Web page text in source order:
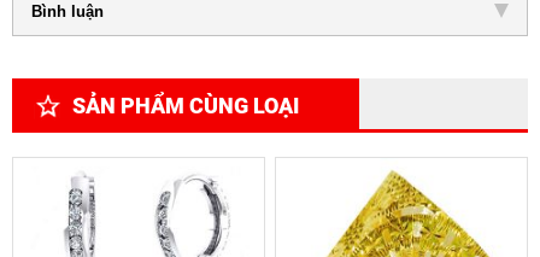
Bình luận
SẢN PHẨM CÙNG LOẠI